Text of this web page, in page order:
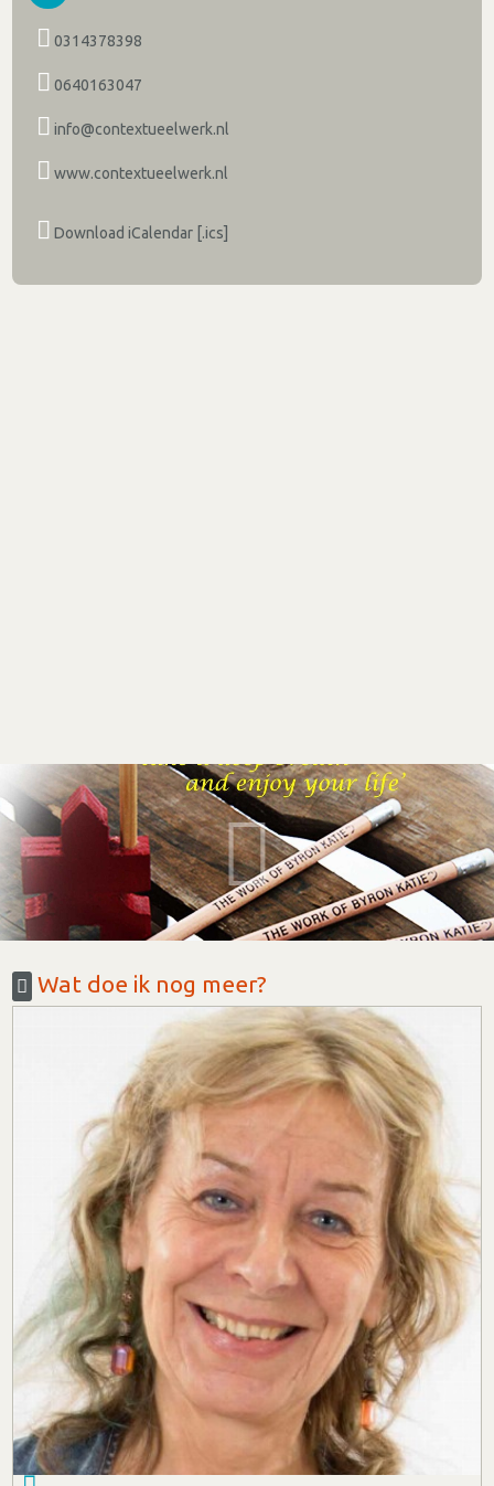
0314378398
0640163047
info@contextueelwerk.nl
www.contextueelwerk.nl
Download iCalendar [.ics]
Wat doe ik nog meer?